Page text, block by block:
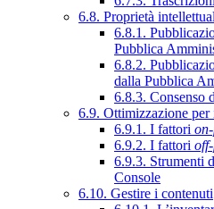
6.8. Proprietà
6.8.1.
Pubblica
6.8.2.
dalla Pubblica
6.8.3. Consenso
6.9. Ottimizzazione
6.9.1. I fattori
6.9.2. I fattori
6.9.3. Strumenti
Console
6.10. Gestire i contenuti